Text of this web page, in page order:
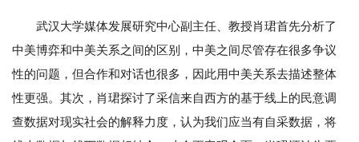
武汉大学媒体发展研究中心副主任、教授肖珺首先分析了
中美博弈和中美关系之间的区别，中美之间尽管存在很多争议
性的问题，但合作和对话也很多，因此用中美关系去描述整体
性更强。其次，肖珺探讨了采信来自西方的基于线上的民意调
查数据对现实社会的解释力度，认为我们应当有自采数据，将